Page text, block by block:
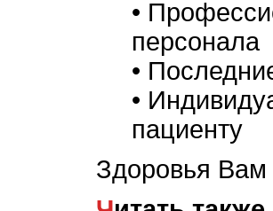
•
персонала
•
•
пациенту
Здоровья